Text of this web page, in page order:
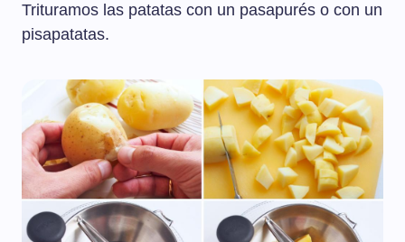
Trituramos las patatas con un pasapurés o con un
pisapatatas.